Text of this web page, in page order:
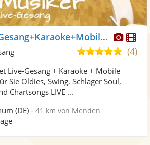
Mike Musiker Gesang+Karaoke+Mobile Bühne
4,9(4)
Live-Gesang + Karaoke + Mobile
Sie Oldies, Swing, Schlager Soul,
Chartsongs LIVE ...
(DE) -41 km von Menden